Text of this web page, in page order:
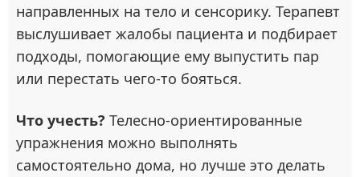
направленных на тело и сенсорику. Терапевт
выслушивает жалобы пациента и подбирает
подходы, помогающие ему выпустить пар
или перестать чего-то бояться.
Что учесть? Телесно-ориентированные
упражнения можно выполнять
самостоятельно дома, но лучше это делать